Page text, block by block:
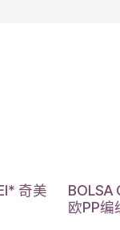
奇美
BOLSA
欧PP